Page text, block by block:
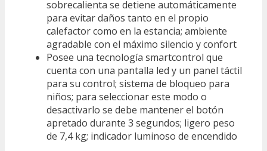
sobrecalienta se detiene automáticamente
para evitar daños tanto en el propio
calefactor como en la estancia; ambiente
agradable con el máximo silencio y confort
Posee una tecnología smartcontrol que
cuenta con una pantalla led y un panel táctil
para su control; sistema de bloqueo para
niños; para seleccionar este modo o
desactivarlo se debe mantener el botón
apretado durante 3 segundos; ligero peso
de 7,4 kg; indicador luminoso de encendido